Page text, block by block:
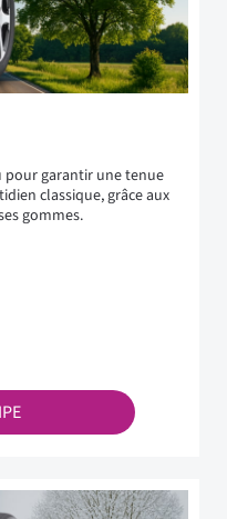
pour garantir une tenue
classique, grâce aux
gommes.